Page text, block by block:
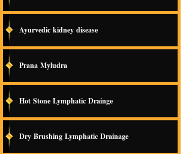
Ayurvedic kidney disease
Prana Myludra
Hot Stone Lymphatic Drainge
Dry Brushing Lymphatic Drainage